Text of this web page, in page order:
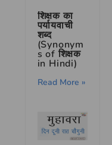
शिक्षक का
पर्यायवाची
शब्द
(Synonym
s of शिक्षक
in Hindi)
Read More »